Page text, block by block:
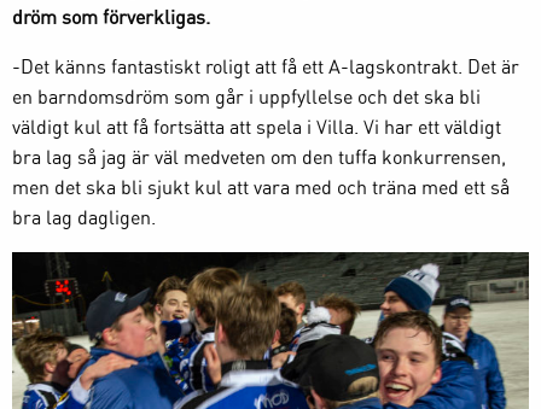
dröm som förverkligas.
-Det känns fantastiskt roligt att få ett A-lagskontrakt. Det är
en barndomsdröm som går i uppfyllelse och det ska bli
väldigt kul att få fortsätta att spela i Villa. Vi har ett väldigt
bra lag så jag är väl medveten om den tuffa konkurrensen,
men det ska bli sjukt kul att vara med och träna med ett så
bra lag dagligen.